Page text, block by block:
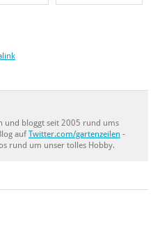
und bloggt seit 2005 rund ums
aufTwitter.com/gartenzeilen -
rund um unser tolles Hobby.